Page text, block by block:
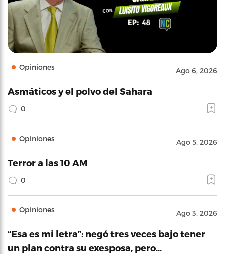
Opiniones Ago 6, 2026
Asmáticos y el polvo del Sahara
0
Opiniones Ago 5, 2026
Terror a las 10 AM
0
Opiniones Ago 3, 2026
“Esa es mi letra”: negó tres veces bajo tener
un plan contra su exesposa, pero…